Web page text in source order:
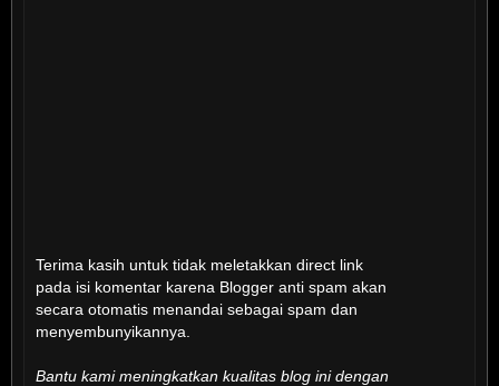
Terima kasih untuk tidak meletakkan direct link
pada isi komentar karena Blogger anti spam akan
secara otomatis menandai sebagai spam dan
menyembunyikannya.
Bantu kami meningkatkan kualitas blog ini dengan